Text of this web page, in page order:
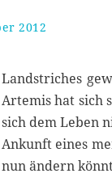
2012
M
r
z
2
0
1
Landstriches
Artemis hat sich
sich dem Leben
Ankunft eines
nun ändern